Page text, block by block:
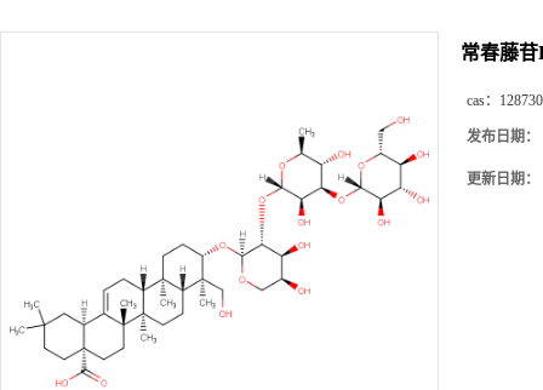
常春藤苷
cas：
发布日期：
更新日期：